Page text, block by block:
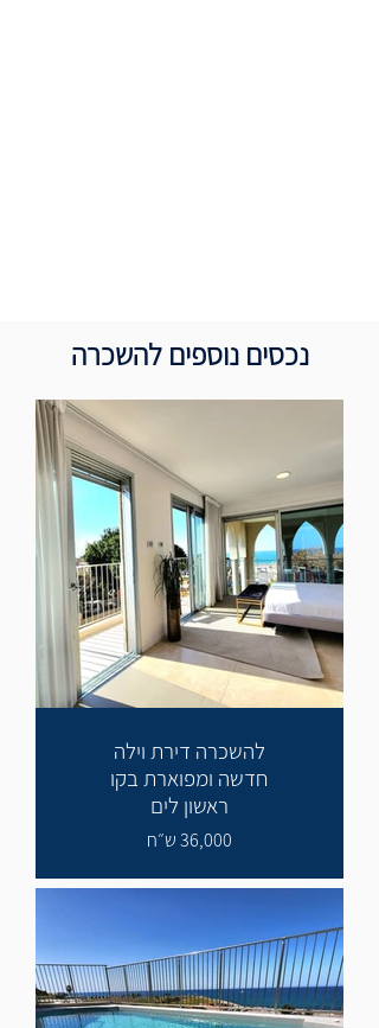
נכסים נוספים להשכרה
להשכרה דירת וילה
חדשה ומפוארת בקו
ראשון לים
36,000 ש״ח